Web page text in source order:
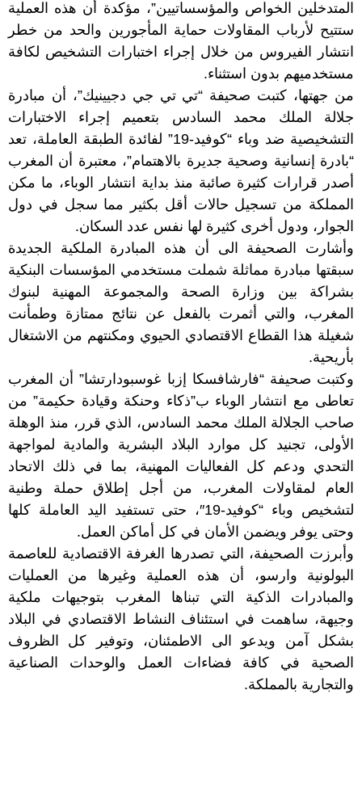
المتدخلين الخواص والمؤسساتيين”، مؤكدة أن هذه العملية
ستتيح لأرباب المقاولات حماية المأجورين والحد من خطر
انتشار الفيروس من خلال إجراء اختبارات التشخيص لكافة
مستخدميهم بدون استثناء.
من جهتها، كتبت صحيفة “تي تي جي دجيينيك”، أن مبادرة
جلالة الملك محمد السادس بتعميم إجراء الاختبارات
التشخيصية ضد وباء “كوفيد-19” لفائدة الطبقة العاملة، تعد
“بادرة إنسانية وصحية جديرة بالاهتمام”، معتبرة أن المغرب
أصدر قرارات كثيرة صائبة منذ بداية انتشار الوباء، ما مكن
المملكة من تسجيل حالات أقل بكثير مما سجل في دول
الجوار، ودول أخرى كثيرة لها نفس عدد السكان.
وأشارت الصحيفة الى أن هذه المبادرة الملكية الجديدة
سبقتها مبادرة مماثلة شملت مستخدمي المؤسسات البنكية
بشراكة بين وزارة الصحة والمجموعة المهنية لبنوك
المغرب، والتي أثمرت بالفعل عن نتائج ممتازة وطمأنت
شغيلة هذا القطاع الاقتصادي الحيوي ومكنتهم من الاشتغال
بأريحية.
وكتبت صحيفة “فارشافسكا إزبا غوسبودارتشا” أن المغرب
تعاطى مع انتشار الوباء ب”ذكاء وحنكة وقيادة حكيمة” من
صاحب الجلالة الملك محمد السادس، الذي قرر، منذ الوهلة
الأولى، تجنيد كل موارد البلاد البشرية والمادية لمواجهة
التحدي ودعم كل الفعاليات المهنية، بما في ذلك الاتحاد
العام لمقاولات المغرب، من أجل إطلاق حملة وطنية
لتشخيص وباء “كوفيد-19″، حتى تستفيد اليد العاملة كلها
وحتى يوفر ويضمن الأمان في كل أماكن العمل.
وأبرزت الصحيفة، التي تصدرها الغرفة الاقتصادية للعاصمة
البولونية وارسو، أن هذه العملية وغيرها من العمليات
والمبادرات الذكية التي تبناها المغرب بتوجيهات ملكية
وجيهة، ساهمت في استئناف النشاط الاقتصادي في البلاد
بشكل آمن ويدعو الى الاطمئنان، وتوفير كل الظروف
الصحية في كافة فضاءات العمل والوحدات الصناعية
والتجارية بالمملكة.